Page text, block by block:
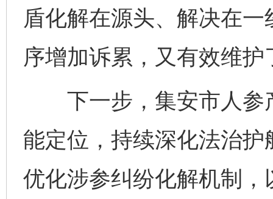
盾化解在源头、解决在
序增加诉累，又有效维
下一步，集安市人参
能定位，持续深化法治
优化涉参纠纷化解机制